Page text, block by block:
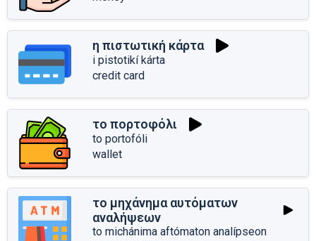
η πιστωτική κάρτα
i pistotikí kárta
credit card
το πορτοφόλι
to portofóli
wallet
το μηχάνημα αυτόματων
αναλήψεων
to michánima aftómaton analípseon